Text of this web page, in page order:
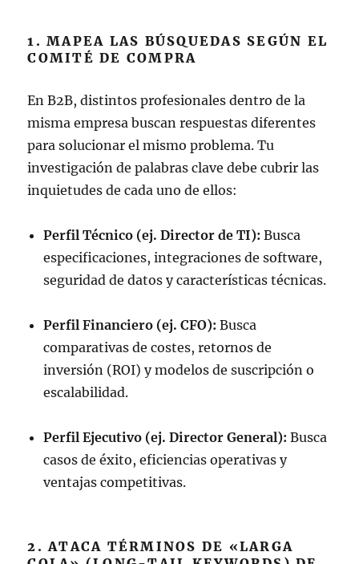
1. MAPEA LAS BÚSQUEDAS SEGÚN EL
COMITÉ DE COMPRA
En B2B, distintos profesionales dentro de la
misma empresa buscan respuestas diferentes
para solucionar el mismo problema. Tu
investigación de palabras clave debe cubrir las
inquietudes de cada uno de ellos:
Perfil Técnico (ej. Director de TI): Busca
especificaciones, integraciones de software,
seguridad de datos y características técnicas.
Perfil Financiero (ej. CFO): Busca
comparativas de costes, retornos de
inversión (ROI) y modelos de suscripción o
escalabilidad.
Perfil Ejecutivo (ej. Director General): Busca
casos de éxito, eficiencias operativas y
ventajas competitivas.
2. ATACA TÉRMINOS DE «LARGA